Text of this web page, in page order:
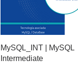
MySQL_INT | MySQL
Intermediate